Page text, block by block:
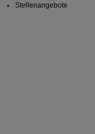
Stellenangebote